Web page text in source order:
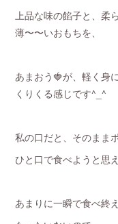
上品な味の餡子と、柔
薄〜〜いおもちを、
あまおう🍓が、軽く身
くりくる感じです^_^
私の口だと、そのまま
ひと口で食べようと思
あまりに一瞬で食べ終